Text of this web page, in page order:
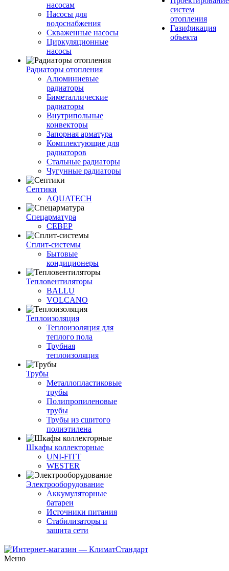
насосам
Насосы для
водоснабжения
Скваженные насосы
Циркуляционные
насосы
Радиаторы отопления
Алюминиевые
радиаторы
Биметаллические
радиаторы
Внутрипольные
конвекторы
Запорная арматура
Комплектующие для
радиаторов
Стальные радиаторы
Чугунные радиаторы
Септики
AQUATECH
Спецарматура
СЕВЕР
Сплит-системы
Бытовые
кондиционеры
Тепловентиляторы
BALLU
VOLCANO
Теплоизоляция
Теплоизоляция для
теплого пола
Трубная
теплоизоляция
Трубы
Металлопластиковые
трубы
Полипропиленовые
трубы
Трубы из сшитого
полиэтилена
Шкафы коллекторные
UNI-FITT
WESTER
Электрооборудование
Аккумуляторные
батареи
Источники питания
Стабилизаторы и
защита сети
систем
отопления
Газификация
объекта
Меню